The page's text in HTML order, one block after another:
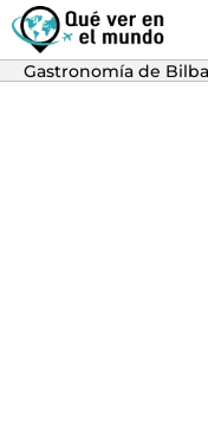
Gastronomía de